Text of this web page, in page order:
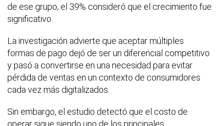
de ese grupo, el 39% consideró que el crecimiento fue
significativo.
La investigación advierte que aceptar múltiples
formas de pago dejó de ser un diferencial competitivo
y pasó a convertirse en una necesidad para evitar
pérdida de ventas en un contexto de consumidores
cada vez más digitalizados.
Sin embargo, el estudio detectó que el costo de
operar sigue siendo uno de los principales